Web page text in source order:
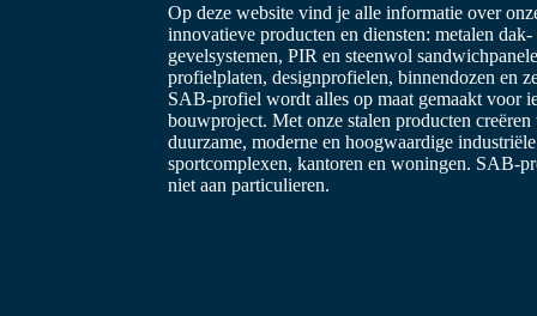
Op deze website vind je alle informatie over
innovatieve producten en diensten: metalen dak-
gevelsystemen, PIR en steenwol
profielplaten, designprofielen, binnendozen en
SAB-profiel wordt alles op maat gemaakt voor
bouwproject. Met onze stalen producten creëren
duurzame, moderne en hoogwaardige
sportcomplexen, kantoren en woningen. SAB-
niet aan particulieren.